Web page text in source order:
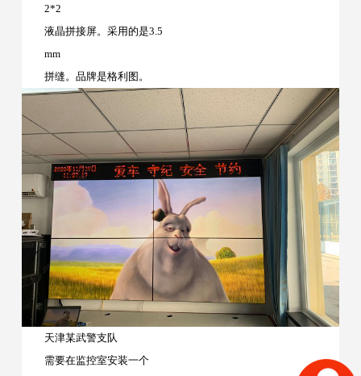
2*2
液晶拼接屏。采用的是3.5
mm
拼缝。品牌是格利图。
天津某武警支队
需要在监控室安装一个